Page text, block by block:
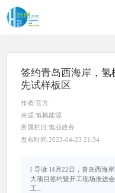
签约青岛西海岸，
先试样板区
作者:官方
来源:氢枫能源
所属栏目:氢业政务
发布时间:2023-04-23 21:34
[ 导读 ]4月22日，青岛西海
大项目签约暨开工现场推进
工...